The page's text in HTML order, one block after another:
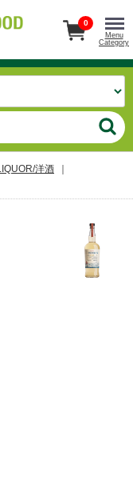
0
Menu
Category
洋酒